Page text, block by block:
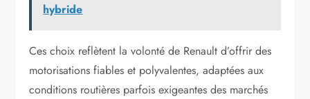
hybride
Ces choix reflètent la volonté de Renault d’offrir des
motorisations fiables et polyvalentes, adaptées aux
conditions routières parfois exigeantes des marchés